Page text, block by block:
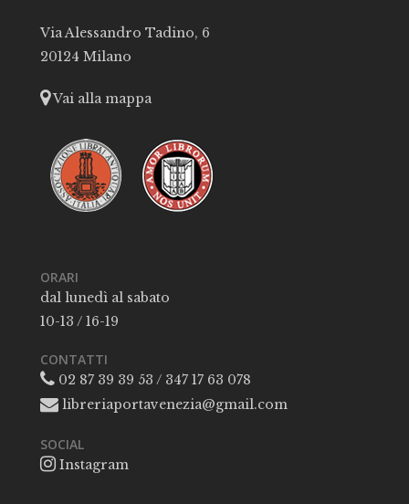
Via Alessandro Tadino, 6
20124 Milano
Vai alla mappa
ORARI
dal lunedì al sabato
10-13 / 16-19
CONTATTI
02 87 39 39 53 / 347 17 63 078
libreriaportavenezia@gmail.com
SOCIAL
Instagram